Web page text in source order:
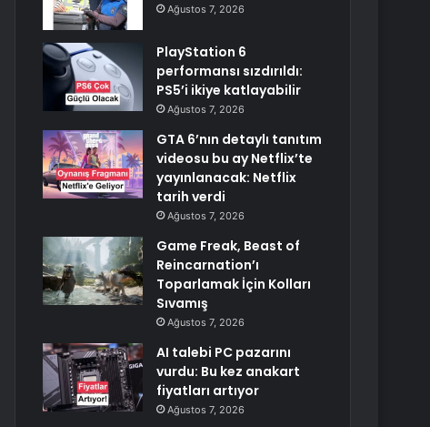
Ağustos 7, 2026
PlayStation 6
performansı sızdırıldı:
PS5’i ikiye katlayabilir
Ağustos 7, 2026
GTA 6’nın detaylı tanıtım
videosu bu ay Netflix’te
yayınlanacak: Netflix
tarih verdi
Ağustos 7, 2026
Game Freak, Beast of
Reincarnation’ı
Toparlamak İçin Kolları
Sıvamış
Ağustos 7, 2026
AI talebi PC pazarını
vurdu: Bu kez anakart
fiyatları artıyor
Ağustos 7, 2026